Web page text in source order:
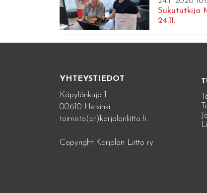
Sukututkija
24.11.
YHTEYSTIEDOT
Käpylänkuja 1
00610 Helsinki
toimisto(at)karjalanliitto.fi
Copyright Karjalan Liitto ry